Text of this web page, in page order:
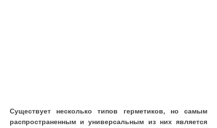
Существует несколько типов герметиков, но самым
распространенным и универсальным из них является